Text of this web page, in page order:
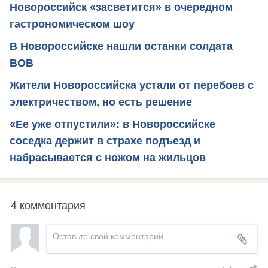
Новороссийск «засветится» в очередном
гастрономическом шоу
В Новороссийске нашли останки солдата
ВОВ
Жители Новороссийска устали от перебоев с
электричеством, но есть решение
«Ее уже отпустили»: в Новороссийске
соседка держит в страхе подъезд и
набрасывается с ножом на жильцов
4 комментария